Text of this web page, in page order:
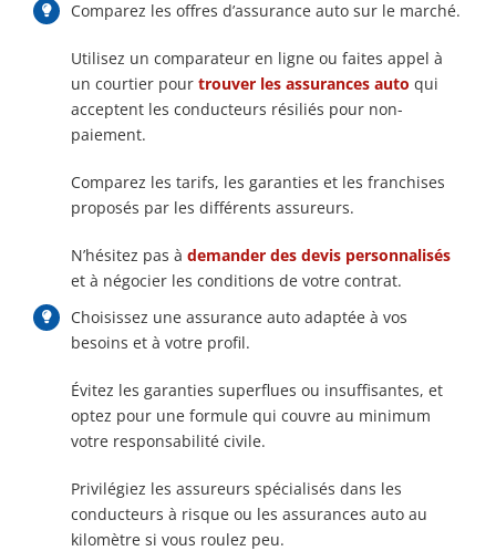
Comparez les offres d’assurance auto sur le marché.
Utilisez un comparateur en ligne ou faites appel à
un courtier pour trouver les assurances auto qui
acceptent les conducteurs résiliés pour non-
paiement.
Comparez les tarifs, les garanties et les franchises
proposés par les différents assureurs.
N’hésitez pas à demander des devis personnalisés
et à négocier les conditions de votre contrat.
Choisissez une assurance auto adaptée à vos
besoins et à votre profil.
Évitez les garanties superflues ou insuffisantes, et
optez pour une formule qui couvre au minimum
votre responsabilité civile.
Privilégiez les assureurs spécialisés dans les
conducteurs à risque ou les assurances auto au
kilomètre si vous roulez peu.